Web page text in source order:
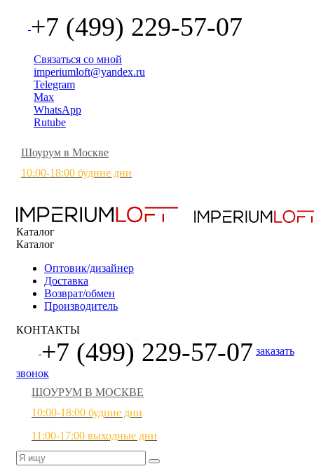
+7 (499) 229-57-07
Связаться со мной
imperiumloft@yandex.ru
Telegram
Max
WhatsApp
Rutube
Шоурум в Москве
10:00-18:00 будние дни
Каталог
Каталог
Оптовик/дизайнер
Доставка
Возврат/обмен
Производитель
КОНТАКТЫ
+7 (499) 229-57-07 заказать
звонок
ШОУРУМ В МОСКВЕ
10:00-18:00 будние дни
11:00-17:00 выходные дни